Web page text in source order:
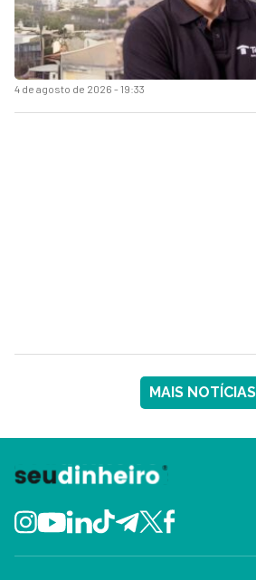
4 de agosto de 2026 - 19:33
MAIS NOTÍCIAS